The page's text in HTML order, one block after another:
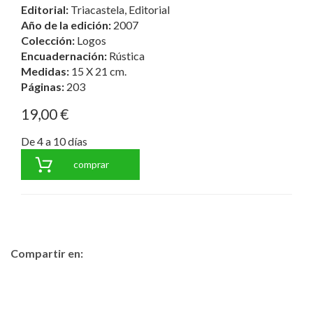
Editorial: Triacastela, Editorial
Año de la edición: 2007
Colección: Logos
Encuadernación: Rústica
Medidas: 15 X 21 cm.
Páginas: 203
19,00 €
De 4 a 10 días
comprar
Compartir en: